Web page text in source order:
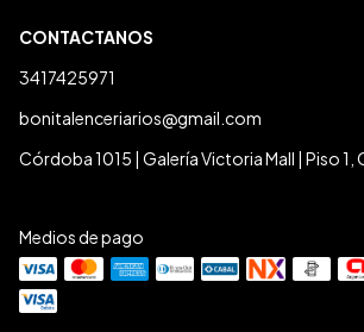
CONTACTANOS
3417425971
bonitalenceriarios@gmail.com
Córdoba 1015 | Galería Victoria Mall | Piso 1,
Medios de pago